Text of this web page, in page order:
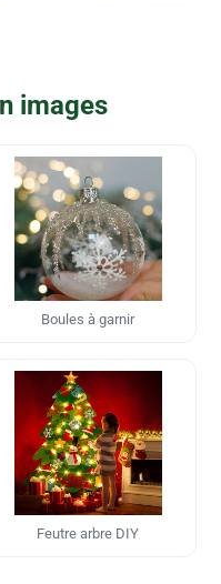
images
Boules à garnir
Feutre arbre DIY